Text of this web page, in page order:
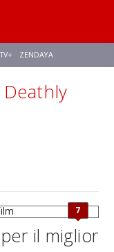
ZENDAYA
STAR TREK NETFLIX
7
il miglior